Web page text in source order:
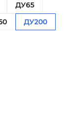
ДУ65
ДУ200